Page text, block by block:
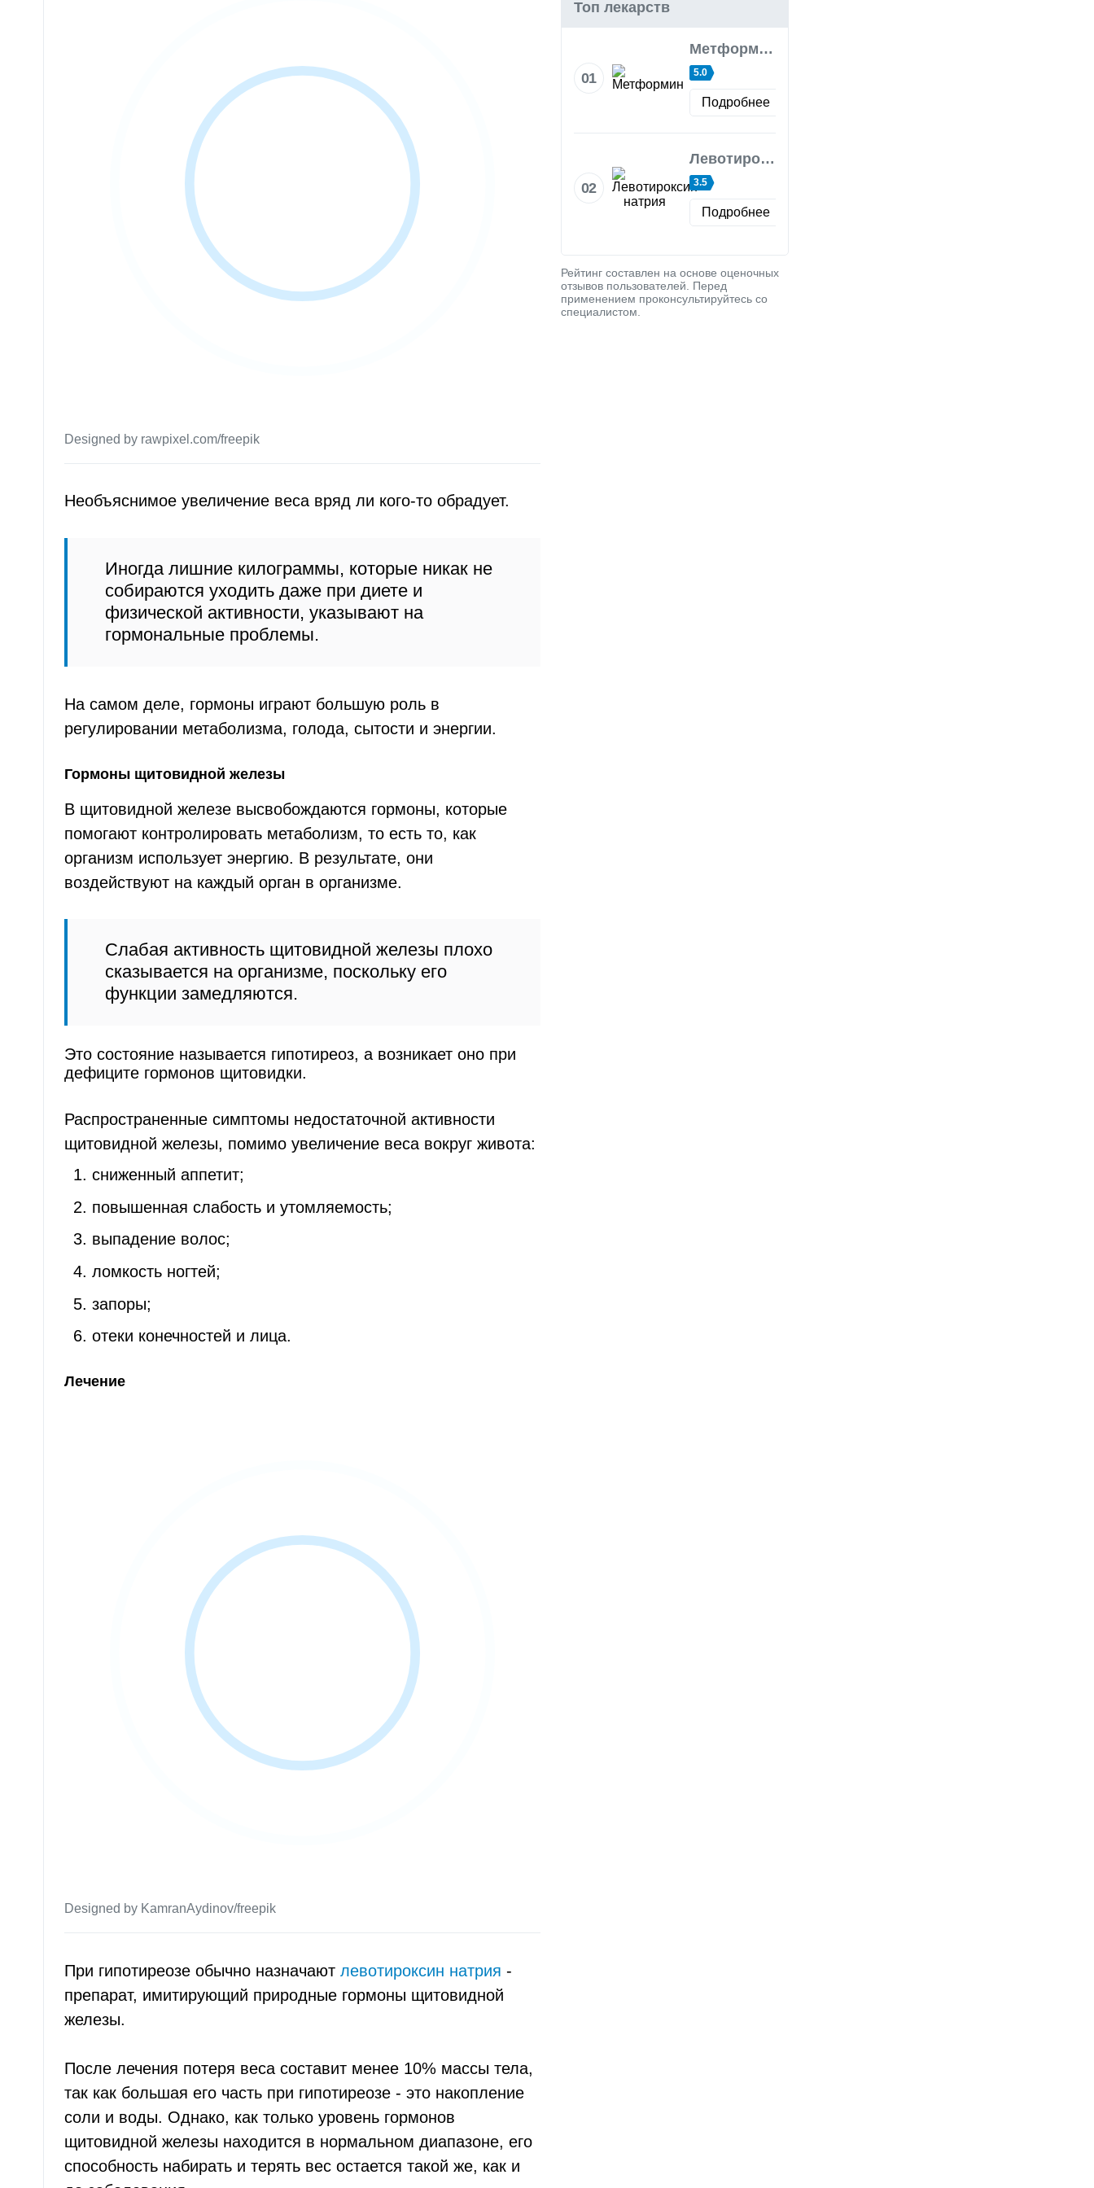
Designed by rawpixel.com/freepik
Необъяснимое увеличение веса вряд ли кого-то обрадует.
Иногда лишние килограммы, которые никак не
собираются уходить даже при диете и
физической активности, указывают на
гормональные проблемы.
На самом деле, гормоны играют большую роль в
регулировании метаболизма, голода, сытости и энергии.
Гормоны щитовидной железы
В щитовидной железе высвобождаются гормоны, которые
помогают контролировать метаболизм, то есть то, как
организм использует энергию. В результате, они
воздействуют на каждый орган в организме.
Слабая активность щитовидной железы плохо
сказывается на организме, поскольку его
функции замедляются.
Это состояние называется гипотиреоз, а возникает оно при
дефиците гормонов щитовидки.
Распространенные симптомы недостаточной активности
щитовидной железы, помимо увеличение веса вокруг живота:
сниженный аппетит;
повышенная слабость и утомляемость;
выпадение волос;
ломкость ногтей;
запоры;
отеки конечностей и лица.
Лечение
Designed by KamranAydinov/freepik
При гипотиреозе обычно назначают левотироксин натрия -
препарат, имитирующий природные гормоны щитовидной
железы.
После лечения потеря веса составит менее 10% массы тела,
так как большая его часть при гипотиреозе - это накопление
соли и воды. Однако, как только уровень гормонов
щитовидной железы находится в нормальном диапазоне, его
способность набирать и терять вес остается такой же, как и
Топ лекарств
01
Метформин
5.0
Подробнее
02
Левотироксин натрия
3.5
Подробнее
Рейтинг составлен на основе оценочных
отзывов пользователей. Перед
применением проконсультируйтесь со
специалистом.